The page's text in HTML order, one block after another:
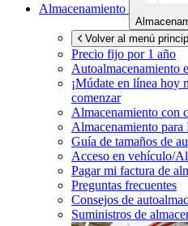
Almacenamiento
Volver al menú
Precio fijo por 1 año
Autoalmacenamiento
¡Múdate en línea hoy
comenzar
Almacenamiento con
Almacenamiento
Guía de tamaños de
Acceso en vehículo/
Pagar mi factura de
Preguntas frecuentes
Consejos de
Suministros de